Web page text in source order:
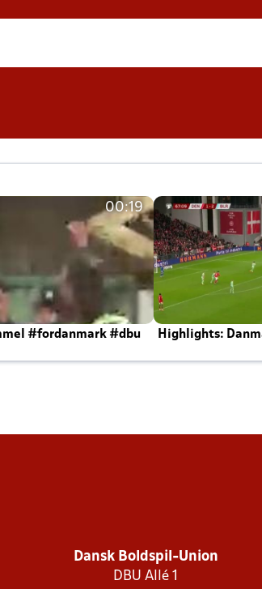
00:19
#fordanmark #dbu
Highlights:
Dansk Boldspil-Union
DBU Allé 1